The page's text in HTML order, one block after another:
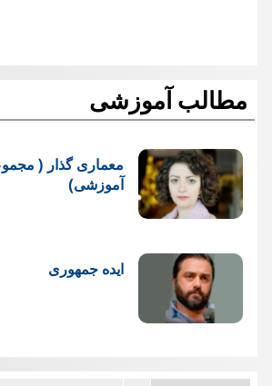
مطالب آموزشی
معماری گذار (
آموزشی)
ایده جمهوری